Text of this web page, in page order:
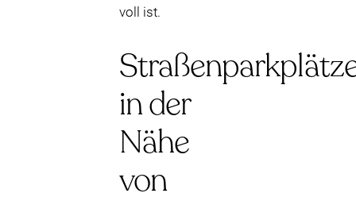
voll ist.
in der
Nähe
von